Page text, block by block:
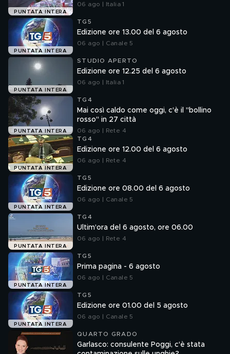
PUNTATA INTERA
06 ago | Italia 1
PUNTATA INTERA
TG5
Edizione ore 13.00 del 6 agosto
06 ago | Canale 5
PUNTATA INTERA
STUDIO APERTO
Edizione ore 12.25 del 6 agosto
06 ago | Italia 1
PUNTATA INTERA
TG4
Mai così caldo come oggi, c'è il "bollino
rosso" in 27 città
06 ago | Rete 4
PUNTATA INTERA
TG4
Edizione ore 12.00 del 6 agosto
06 ago | Rete 4
PUNTATA INTERA
TG5
Edizione ore 08.00 del 6 agosto
06 ago | Canale 5
PUNTATA INTERA
TG4
Ultim'ora del 6 agosto, ore 06.00
06 ago | Rete 4
PUNTATA INTERA
TG5
Prima pagina - 6 agosto
06 ago | Canale 5
PUNTATA INTERA
TG5
Edizione ore 01.00 del 5 agosto
06 ago | Canale 5
QUARTO GRADO
Garlasco: consulente Poggi, c'è stata